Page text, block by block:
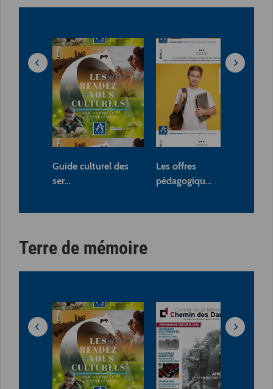
Guide culturel des
ser…
Les offres
pédagogiqu…
Terre de mémoire